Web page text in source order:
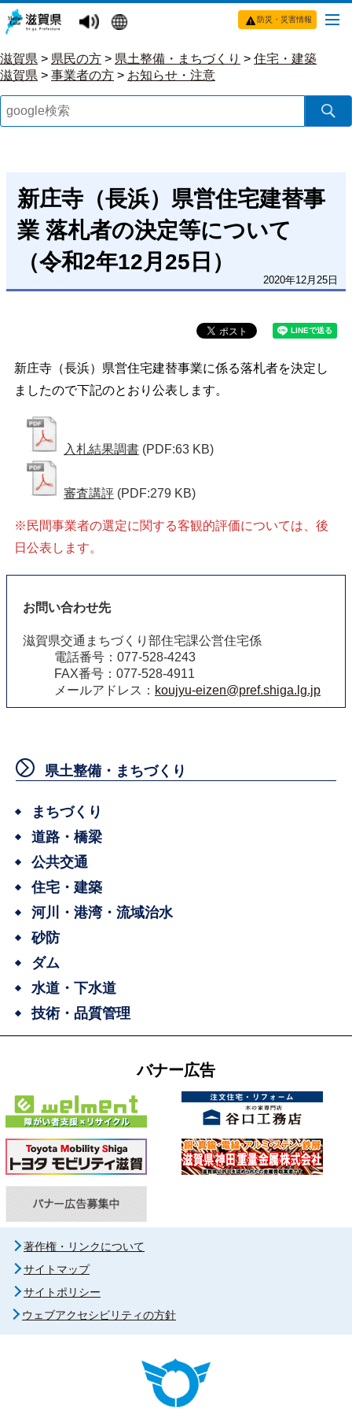
防災・災害情報
滋賀県 > 県民の方 > 県土整備・まちづくり > 住宅・建築
滋賀県 > 事業者の方 > お知らせ・注意
新庄寺（長浜）県営住宅建替事
業 落札者の決定等について
（令和2年12月25日）
2020年12月25日
新庄寺（長浜）県営住宅建替事業に係る落札者を決定し
ましたので下記のとおり公表します。
入札結果調書 (PDF:63 KB)
審査講評 (PDF:279 KB)
※民間事業者の選定に関する客観的評価については、後
日公表します。
お問い合わせ先
滋賀県交通まちづくり部住宅課公営住宅係
電話番号：077-528-4243
FAX番号：077-528-4911
メールアドレス： koujyu-eizen@pref.shiga.lg.jp
県土整備・まちづくり
まちづくり
道路・橋梁
公共交通
住宅・建築
河川・港湾・流域治水
砂防
ダム
水道・下水道
技術・品質管理
バナー広告
著作権・リンクについて
サイトマップ
サイトポリシー
ウェブアクセシビリティの方針